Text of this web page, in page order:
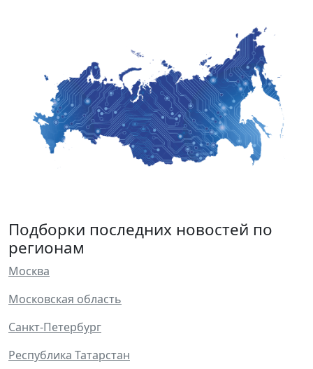
Подборки последних новостей по
регионам
Москва
Московская область
Санкт-Петербург
Республика Татарстан